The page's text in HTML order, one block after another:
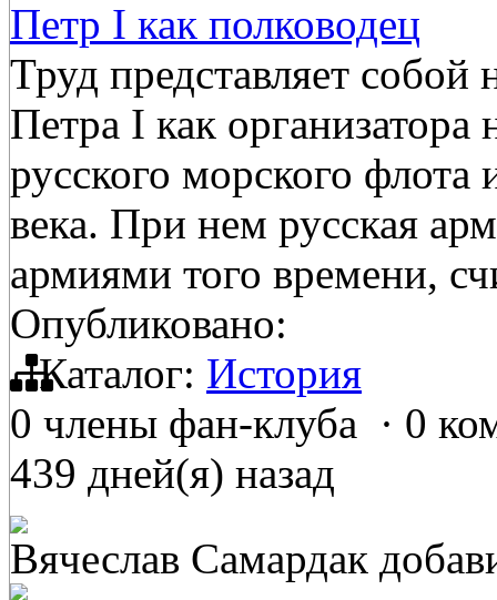
Петр I как полководец
Труд представляет собой
Петра І как
русского морского флота
века. При нем русская
армиями того времени,
Опубликовано:
Каталог: История
0 члены фан-клуба · 0
439 дней(я) назад
Вячеслав Самардак